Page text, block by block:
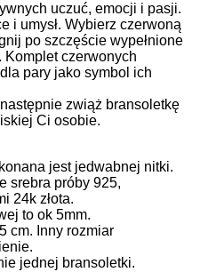
uczuć, emocji i pasji.
i umysł. Wybierz czerwoną
po szczęście wypełnione
czerwonych
pary jako symbol ich
zwiąż bransoletkę
Ci osobie.
jest jedwabnej nitki.
srebra próby 925,
24k złota.
to ok 5mm.
cm. Inny rozmiar
jednej bransoletki.